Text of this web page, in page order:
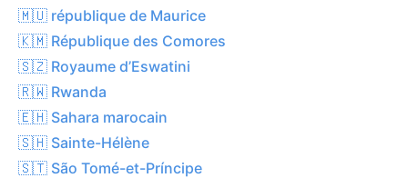
🇲🇺 république de Maurice
🇰🇲 République des Comores
🇸🇿 Royaume d’Eswatini
🇷🇼 Rwanda
🇪🇭 Sahara marocain
🇸🇭 Sainte-Hélène
🇸🇹 São Tomé-et-Príncipe